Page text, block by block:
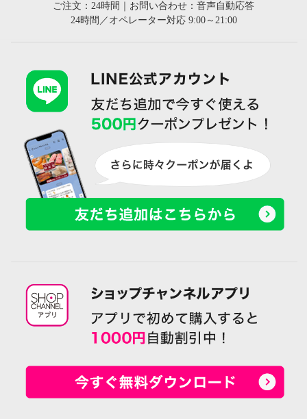
ご注文：24時間｜お問い合わせ：音声自動応答
24時間／オペレーター対応 9:00～21:00